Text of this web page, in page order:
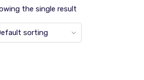
the single result